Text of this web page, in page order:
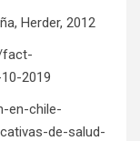
Herder, 2012
fact-
2019
en-chile-
de-salud-